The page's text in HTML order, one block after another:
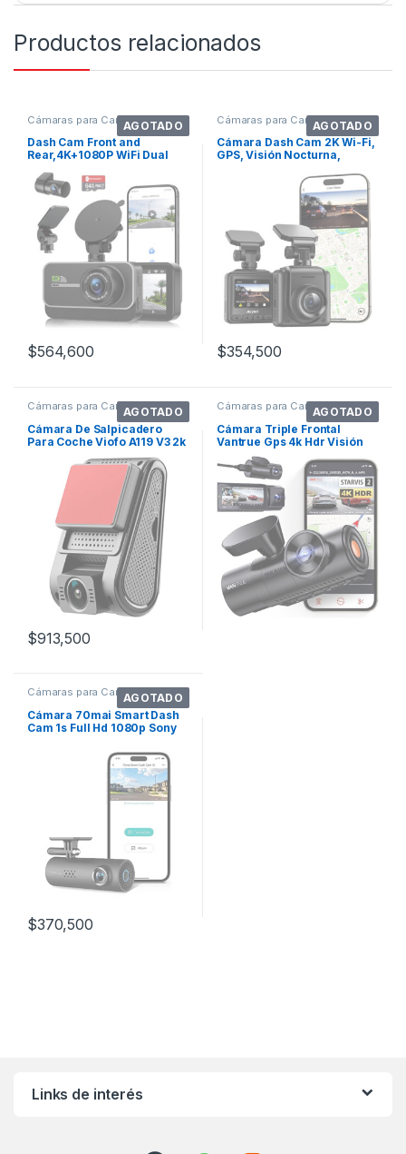
Productos relacionados
AGOTADO
Cámaras para Carros
Dash Cam Front and
Rear,4K+1080P WiFi Dual
$564,600
AGOTADO
Cámaras para Carros
Cámara Dash Cam 2K Wi-Fi,
GPS, Visión Nocturna,
$354,500
AGOTADO
Cámaras para Carros
Cámara De Salpicadero
Para Coche Viofo A119 V3 2k
$913,500
AGOTADO
Cámaras para Carros
Cámara Triple Frontal
Vantrue Gps 4k Hdr Visión
Nocturna
AGOTADO
Cámaras para Carros
Cámara 70mai Smart Dash
Cam 1s Full Hd 1080p Sony
$370,500
Links de interés